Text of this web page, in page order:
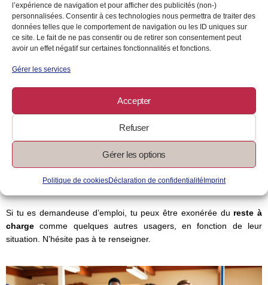
l’expérience de navigation et pour afficher des publicités (non-)
personnalisées. Consentir à ces technologies nous permettra de traiter des
données telles que le comportement de navigation ou les ID uniques sur
ce site. Le fait de ne pas consentir ou de retirer son consentement peut
avoir un effet négatif sur certaines fonctionnalités et fonctions.
Gérer les services
Accepter
Refuser
Gérer les options
Politique de cookiesDéclaration de confidentialité Imprint
Comment utiliser mon CPF ?
directement en ligne.
Commence ta formationune fois l’inscription confirmée.
Le gouvernement a instauré une
d’une
centaine d’euros lors de l’achat d’une formation avec les droits
Si tu es demandeuse d’emploi, tu peux être exonérée du reste à
charge comme quelques autres usagers, en fonction de leur
situation. N’hésite pas à te renseigner.